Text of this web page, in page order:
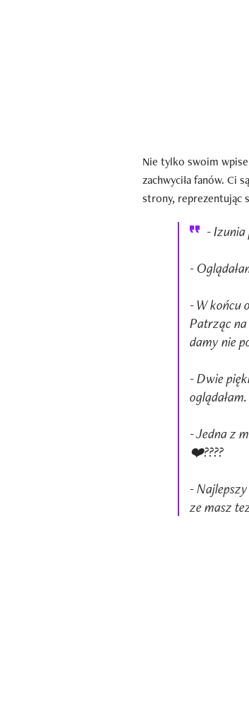
Nie tylko swoim
zachwyciła fanów. Ci
strony, reprezentując
- Izunia
-
- W końcu
Patrząc
damy nie
- Dwie
- Jedna z
❤️????
-
ze masz